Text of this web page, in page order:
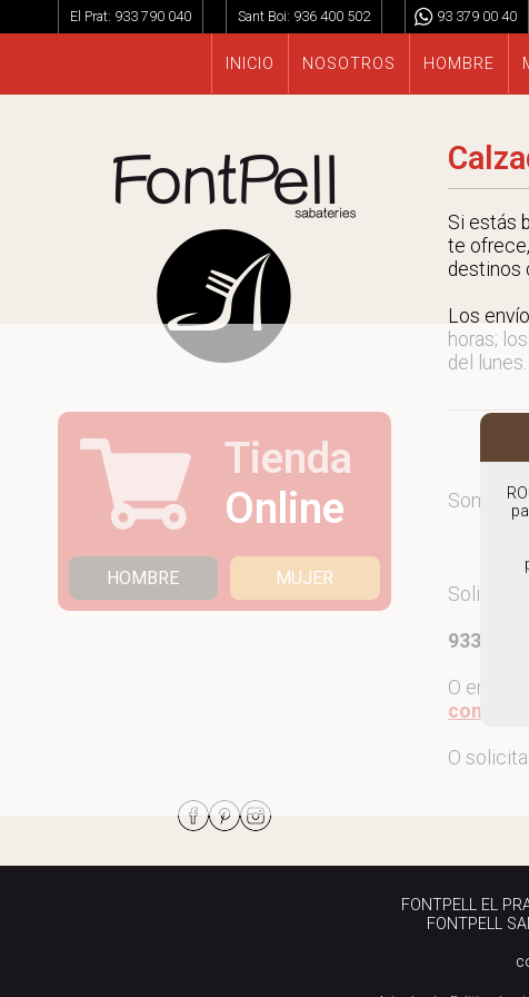
El Prat: 933 790 040 Sant Boi: 936 400 502 93 379 00 40
INICIO NOSOTROS HOMBRE
Tienda
Online
HOMBRE MUJER
Si estás
te
destinos
Los
horas;
del lunes.
Somos
Solicita
933 790
O
O
FONTPELL EL
FONTPELL